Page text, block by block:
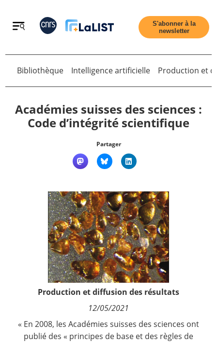
Retour
Qui sommes nous ?
Nous suivre
S'abonner à la
newsletter
Retour
Bibliothèque Intelligence artificielle Production et
Académies suisses des sciences :
Code d’intégrité scientifique
Partager
Production et diffusion des résultats
12/05/2021
« En 2008, les Académies suisses des sciences ont
publié des « principes de base et des règles de